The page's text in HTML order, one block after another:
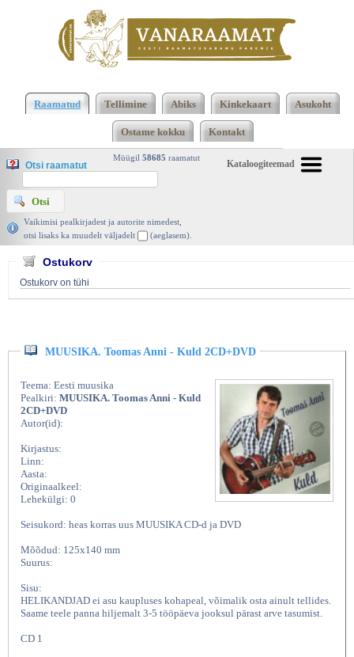
Toomas Anni - Kuld 2CD+DVD, | vanaraamat. ee
Raamatud Tellimine Abiks Kinkekaart Asukoht
Ostame kokku Kontakt
Kataloogiteemad
Müügil 58685 raamatut
Otsi raamatut
Vaikimisi pealkirjadest ja autorite nimedest,
otsi lisaks ka muudelt väljadelt
(aeglasem).
Ostukorv
Ostukorv on tühi
MUUSIKA. Toomas Anni - Kuld 2CD+DVD
Teema: Eesti muusika
Pealkiri: MUUSIKA. Toomas Anni - Kuld
2CD+DVD
Autor(id):
Kirjastus:
Linn:
Aasta:
Originaalkeel:
Lehekülgi: 0
Seisukord: heas korras uus MUUSIKA CD-d ja DVD
Mõõdud: 125x140 mm
Suurus:
Sisu:
HELIKANDJAD ei asu kaupluses kohapeal, võimalik osta ainult tellides.
Saame teele panna hiljemalt 3-5 tööpäeva jooksul pärast arve tasumist.
CD 1